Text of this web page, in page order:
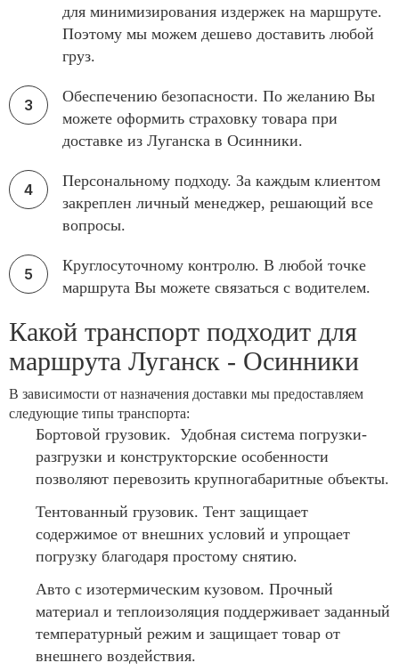
для минимизирования издержек на маршруте.
Поэтому мы можем дешево доставить любой
груз.
Обеспечению безопасности. По желанию Вы
можете оформить страховку товара при
доставке из Луганска в Осинники.
Персональному подходу. За каждым клиентом
закреплен личный менеджер, решающий все
вопросы.
Круглосуточному контролю. В любой точке
маршрута Вы можете связаться с водителем.
Какой транспорт подходит для
маршрута Луганск - Осинники
В зависимости от назначения доставки мы предоставляем
следующие типы транспорта:
Бортовой грузовик. Удобная система погрузки-
разгрузки и конструкторские особенности
позволяют перевозить крупногабаритные объекты.
Тентованный грузовик. Тент защищает
содержимое от внешних условий и упрощает
погрузку благодаря простому снятию.
Авто с изотермическим кузовом. Прочный
материал и теплоизоляция поддерживает заданный
температурный режим и защищает товар от
внешнего воздействия.